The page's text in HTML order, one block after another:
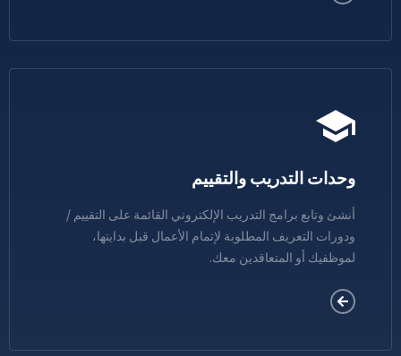
وحدات التدريب والتقييم
أنشئ وتابع برامج التدريب الإلكتروني القائمة على التقييم /
ودورات التعريف المطلوبة لإتمام الأعمال قبل بدايتها،
لموظفيك أو المتعاقدين معك.